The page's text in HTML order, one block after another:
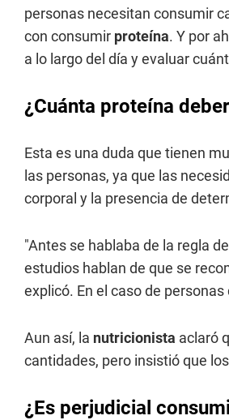
personas necesitan consumir
con consumir proteína. Y por
a lo largo del día y evaluar
¿Cuánta proteína
Esta es una duda que tienen
las personas, ya que las
corporal y la presencia de
"Antes se hablaba de la regla
estudios hablan de que se
explicó. En el caso de
Aun así, la nutricionista aclaró
cantidades, pero insistió que
¿Es perjudicial